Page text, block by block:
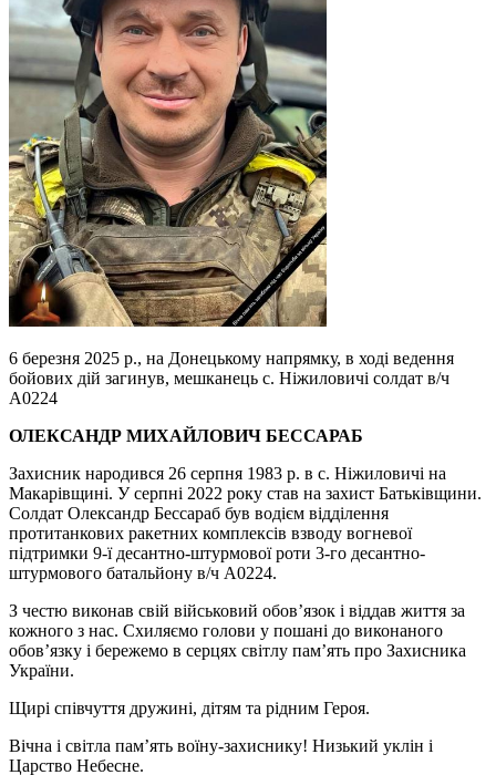
6 березня 2025 р., на Донецькому напрямку, в ході ведення
бойових дій загинув, мешканець с. Ніжиловичі солдат в/ч
А0224
ОЛЕКСАНДР МИХАЙЛОВИЧ БЕССАРАБ
Захисник народився 26 серпня 1983 р. в с. Ніжиловичі на
Макарівщині. У серпні 2022 року став на захист Батьківщини.
Солдат Олександр Бессараб був водієм відділення
протитанкових ракетних комплексів взводу вогневої
підтримки 9-ї десантно-штурмової роти 3-го десантно-
штурмового батальйону в/ч А0224.
З честю виконав свій військовий обов’язок і віддав життя за
кожного з нас. Схиляємо голови у пошані до виконаного
обов’язку і бережемо в серцях світлу пам’ять про Захисника
України.
Щирі співчуття дружині, дітям та рідним Героя.
Вічна і світла пам’ять воїну-захиснику! Низький уклін і
Царство Небесне.